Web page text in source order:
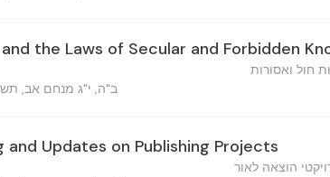
the Laws of Secular and Forbidden
חול ואסורות
ב"ה, י"ג מנחם אב,
and Updates on Publishing Projects
הוצאה לאור